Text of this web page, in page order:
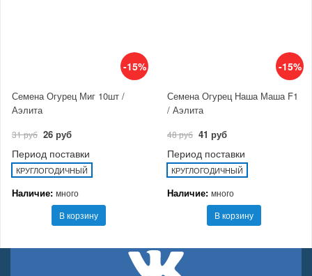
-15%
Семена Огурец Миг 10шт /
Аэлита
31 руб 26 руб
Период поставки
КРУГЛОГОДИЧНЫЙ
Наличие: много
В корзину
-15%
Семена Огурец Наша Маша F1
/ Аэлита
48 руб 41 руб
Период поставки
КРУГЛОГОДИЧНЫЙ
Наличие: много
В корзину